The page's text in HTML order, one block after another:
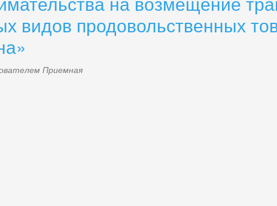
видов продовольственных
Приемная